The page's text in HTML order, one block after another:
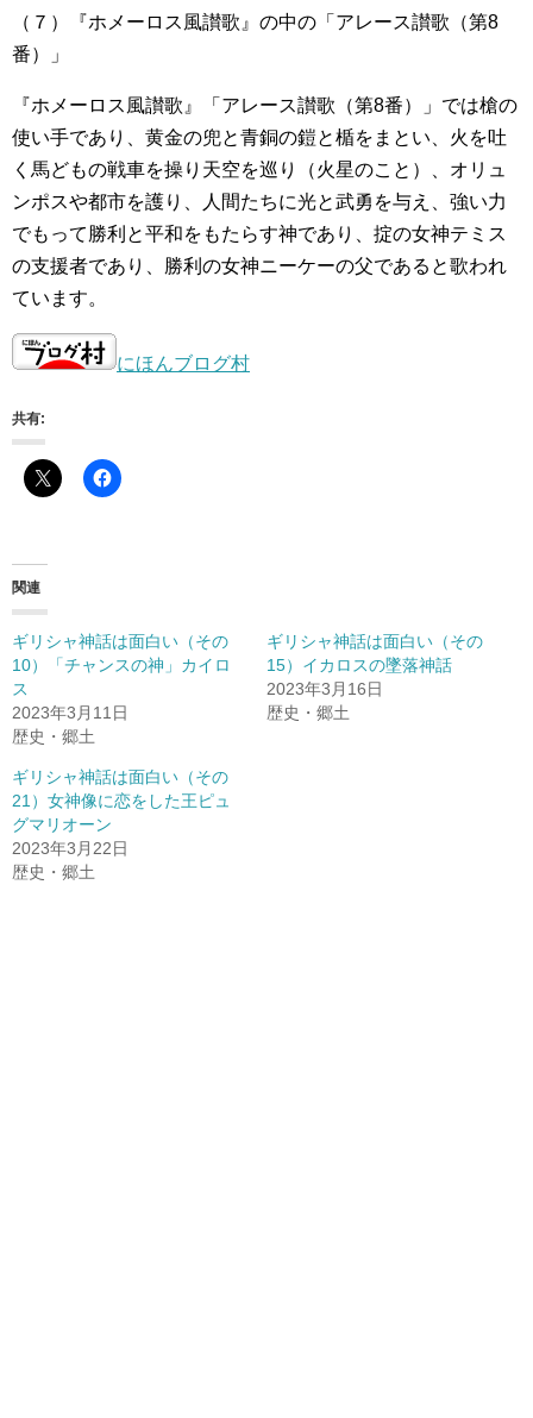
（７）『ホメーロス風讃歌』の中の「アレース讃歌（第8
番）」
『ホメーロス風讃歌』「アレース讃歌（第8番）」では槍の
使い手であり、黄金の兜と青銅の鎧と楯をまとい、火を吐
く馬どもの戦車を操り天空を巡り（火星のこと）、オリュ
ンポスや都市を護り、人間たちに光と武勇を与え、強い力
でもって勝利と平和をもたらす神であり、掟の女神テミス
の支援者であり、勝利の女神ニーケーの父であると歌われ
ています。
にほんブログ村
共有:
関連
ギリシャ神話は面白い（その
10）「チャンスの神」カイロ
ス
2023年3月11日
歴史・郷土
ギリシャ神話は面白い（その
15）イカロスの墜落神話
2023年3月16日
歴史・郷土
ギリシャ神話は面白い（その
21）女神像に恋をした王ピュ
グマリオーン
2023年3月22日
歴史・郷土